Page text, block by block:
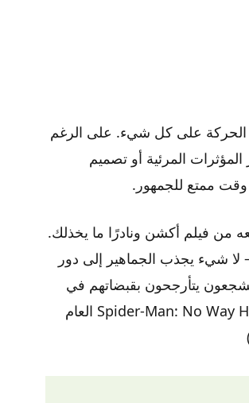
الحركة على كل شيء. على الرغم
المؤثرات المرئية أو تصميم
ممتع للجمهور.
من فيلم أكشن ونادرًا ما يخذلك.
لا شيء يجذب الجماهير إلى دور
يتأرجحون بقبضاتهم في
كشك التذاكر فقط للحصول على تذكرة ما قبل البيع إلى Spider-Man: No Way Home العام